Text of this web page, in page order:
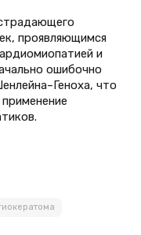
проявляющимся
и
ошибочно
что